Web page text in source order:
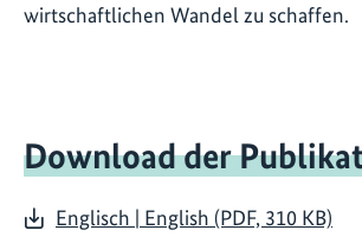
wirtschaftlichen Wandel zu schaffen.
Download der
Englisch | English (PDF, 310 KB)